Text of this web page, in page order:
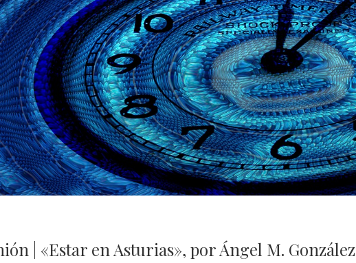
| «Estar en Asturias», por Ángel M. González